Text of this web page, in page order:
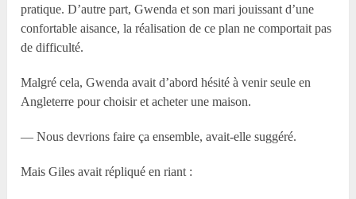
pratique. D’autre part, Gwenda et son mari jouissant d’une
confortable aisance, la réalisation de ce plan ne comportait pas
de difficulté.
Malgré cela, Gwenda avait d’abord hésité à venir seule en
Angleterre pour choisir et acheter une maison.
— Nous devrions faire ça ensemble, avait-elle suggéré.
Mais Giles avait répliqué en riant :